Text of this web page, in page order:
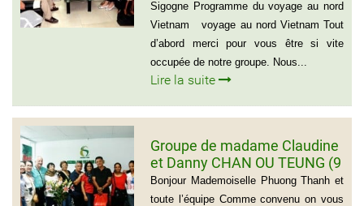
Sigogne Programme du voyage au nord
Vietnam voyage au nord Vietnam Tout
d’abord merci pour vous être si vite
occupée de notre groupe. Nous...
Lire la suite
Groupe de madame Claudine
et Danny CHAN OU TEUNG (9
personnes)
Bonjour Mademoiselle Phuong Thanh et
toute l’équipe Comme convenu on vous